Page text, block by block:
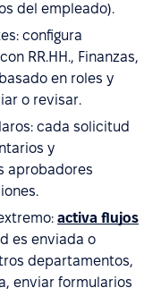
del empleado).
configura
RR.HH., Finanzas,
en roles y
o revisar.
cada solicitud
y
aprobadores
activa flujos
es enviada o
departamentos,
enviar formularios